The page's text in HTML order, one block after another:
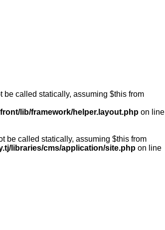
called statically, assuming $this from
lib/framework/helper.layout.php on line
be called statically, assuming $this from
libraries/cms/application/site.php on line